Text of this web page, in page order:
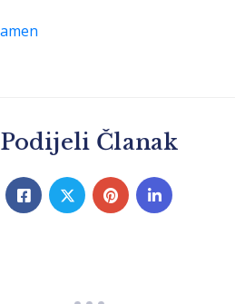
Podijeli Članak